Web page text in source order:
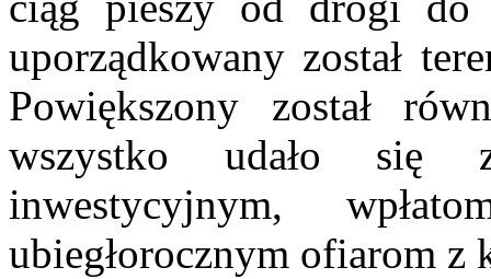
uporządkowany został
Powiększony został
wszystko udało się
inwestycyjnym,
ubiegłorocznym ofiarom z